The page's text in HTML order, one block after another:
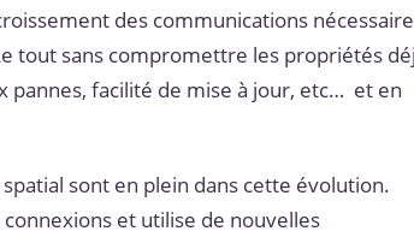
des communications
tout sans compromettre les propriétés
pannes, facilité de mise à jour, etc… et en
sont en plein dans cette évolution.
et utilise de nouvelles